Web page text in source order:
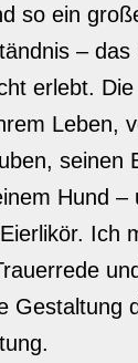
so ein
–
erlebt. Die
Leben,
seinen
Hund –
Ich
Gestaltung